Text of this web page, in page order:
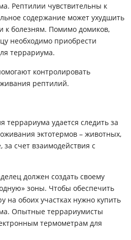
Рептилии чувствительны к
содержание может ухудшить
к болезням. Помимо домиков,
необходимо приобрести
террариума.
контролировать
рептилий.
террариума удается следить за
эктотермов – животных,
счет взаимодействия с
должен создать своему
зоны. Чтобы обеспечить
на обоих участках нужно купить
Опытные террариумисты
термометрам для